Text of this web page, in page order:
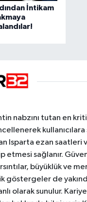
İntikam
nabzını tutan en
Isparta ezan
sağlanır.
büyüklük ve
de
olarak sunulur.